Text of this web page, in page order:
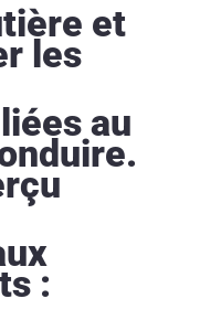
et
les
au
: